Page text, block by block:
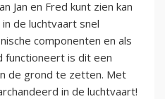
Jan en Fred kunt zien kan
de luchtvaart snel
componenten en als
functioneert is dit een
de grond te zetten. Met
in de luchtvaart!